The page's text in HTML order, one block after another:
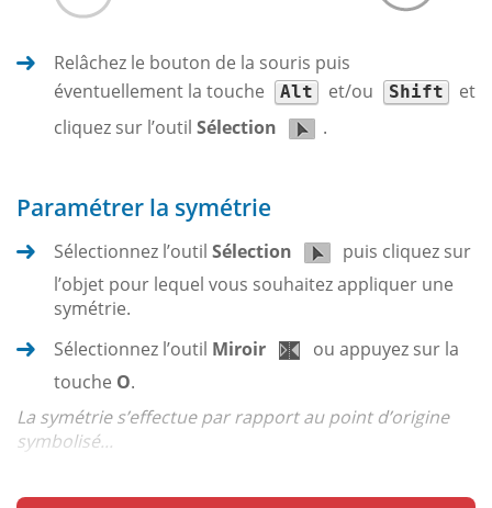
Relâchez le bouton de la souris puis
éventuellement la touche
Alt et/ou Shift
et
cliquez sur l’outil Sélection .
Paramétrer la symétrie
Sélectionnez l’outil Sélection
puis cliquez sur
l’objet pour lequel vous souhaitez appliquer une
symétrie.
Sélectionnez l’outil Miroir
ou appuyez sur la
touche O.
La symétrie s’effectue par rapport au point d’origine
symbolisé...